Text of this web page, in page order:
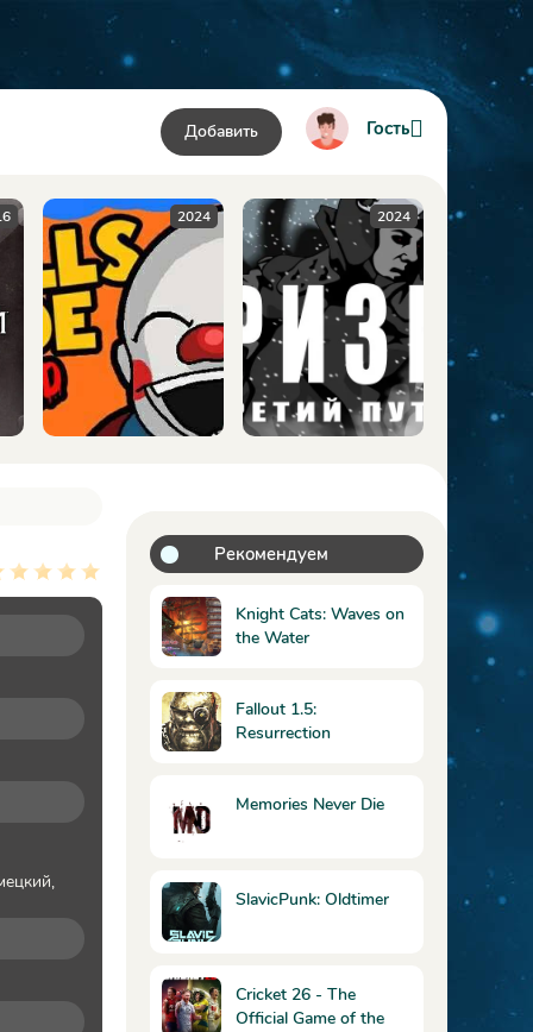
Добавить Гость
2024 2024
Рекомендуем
Knight Cats: Waves on
the Water
Fallout 1.5:
Resurrection
Memories Never Die
SlavicPunk: Oldtimer
Cricket 26 - The
Official Game of the